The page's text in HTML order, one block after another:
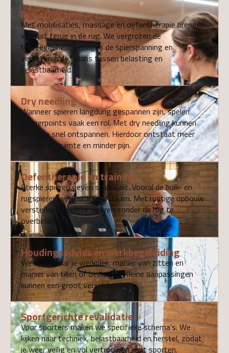
Fysiotherapie
Met mobilisaties, massage en oefentherapie brengen
we rust terug in de rug. We vergroten de
beweeglijkheid, verlagen de spierspanning en
verbeteren de balans tussen belasting en
belastbaarheid.
Dry needling
Wanneer spieren langdurig gespannen zijn, spelen
triggerpoints vaak een rol. Met dry needling kunnen
we deze snel ontspannen. Hierdoor ontstaat meer
bewegingsruimte en minder pijn.
Oefentherapie en training
Sterke spieren geven stabiliteit. Vooral de buik- en
rugspieren werken als een team. Met rustige opbouw
versterken we deze spieren zonder de rug te
overbelasten.
Houdingsadvies en werkbegeleiding
We kijken naar je werkplek, manier van zitten en
manier van tillen of bewegen. Kleine aanpassingen
kunnen een groot verschil maken.
Sportgerichte revalidatie
Voor sporters maken we specifieke schema’s. We
kijken naar techniek, belastbaarheid en herstel, zodat
je weer veilig en vol vertrouwen kunt sporten.